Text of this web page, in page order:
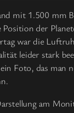
mit 1.500 mm
der
war die
leider stark
Foto, das man
am